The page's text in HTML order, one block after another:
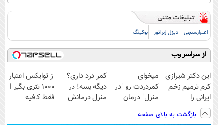
اعتبارسنجی دیزل ژنراتور بوکینگ
از سراسر وب
این دکتر شیرازی
کرم ترمیم زخم
ایرانی را
ساخت!!!
میخوای
کمردردت رو "در
منزل" درمان
◂پرسش‌نامه)
کمر درد داری؟
دیگه بسه! در
منزل درمانش
از توایکس اعتبار
۱۰۰۰ تتری بگیر |
فقط کافیه
بازگشت به بالای صفحه